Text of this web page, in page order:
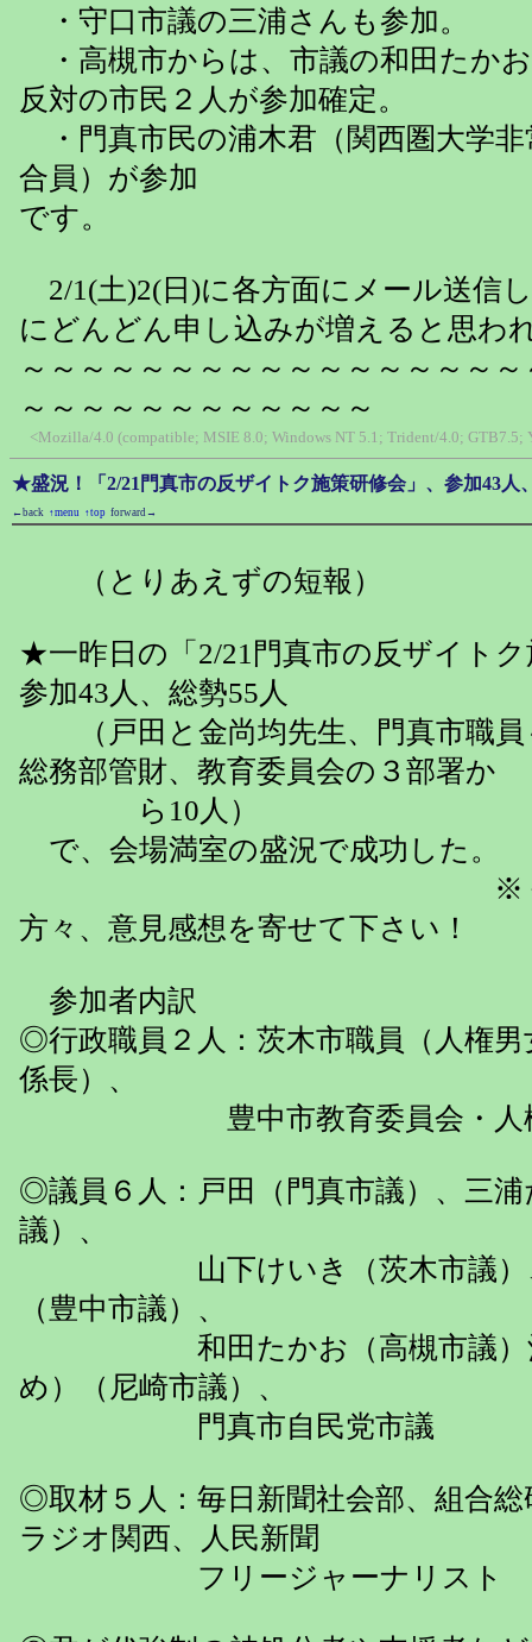
・守口市議の三浦さんも参加。
・高槻市からは、市議の和田たか
反対の市民２人が参加確定。
・門真市民の浦木君（関西圏大学非
合員）が参加
です。
2/1(土)2(日)に各方面にメール送信
にどんどん申し込みが増えると思わ
～～～～～～～～～～～～～～～～
～～～～～～～～～～～～
<Mozilla/4.0 (compatible; MSIE 8.0; Windows NT 5.1; Trident/4.0; GTB7.5;
★盛況！「2/21門真市の反ザイトク施策研修会」、参加43人
←back ↑menu ↑top forward→
（とりあえずの短報）
★一昨日の「2/21門真市の反ザイト
参加43人、総勢55人
（戸田と金尚均先生、門真市職員
総務部管財、教育委員会の３部署か
ら10人）
で、会場満室の盛況で成功した。
※ 研修会参
方々、意見感想を寄せて下さい！
参加者内訳
◎行政職員２人：茨木市職員（人権男
係長）、
豊中市教育委員会・人権
◎議員６人：戸田（門真市議）、三
議）、
山下けいき（茨木市議）、
（豊中市議）、
和田たかお（高槻市議）酒
め）（尼崎市議）、
門真市自民党市議
◎取材５人：毎日新聞社会部、組合
ラジオ関西、人民新聞
フリージャーナリスト